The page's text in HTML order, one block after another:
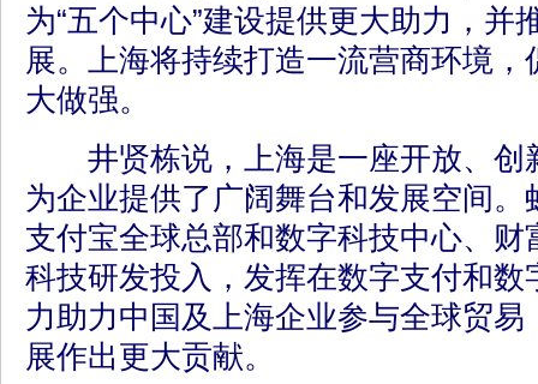
为“五个中心”建设提供更大助力，并
展。上海将持续打造一流营商环境
大做强。
井贤栋说，上海是一座开放、创
为企业提供了广阔舞台和发展空间
支付宝全球总部和数字科技中心、
科技研发投入，发挥在数字支付和数
力助力中国及上海企业参与全球贸
展作出更大贡献。